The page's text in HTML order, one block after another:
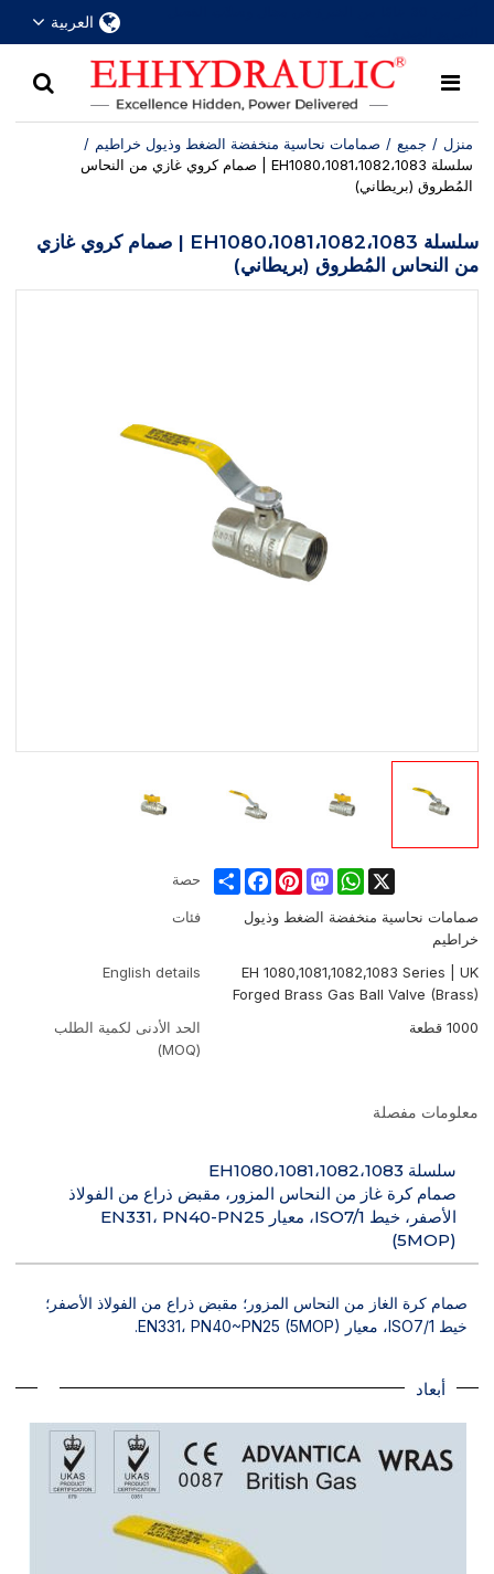
العربية
منزل / جميع / صمامات نحاسية منخفضة الضغط وذيول خراطيم /
سلسلة EH1080،1081،1082،1083 | صمام كروي غازي من النحاس
المُطروق (بريطاني)
سلسلة EH1080،1081،1082،1083 | صمام كروي غازي
من النحاس المُطروق (بريطاني)
حصة Share
FacebookPinterest
Mastodon
WhatsApp X
فئات
صمامات نحاسية منخفضة الضغط وذيول
خراطيم
English details
EH 1080,1081,1082,1083 Series | UK
Forged Brass Gas Ball Valve (Brass)
الحد الأدنى لكمية الطلب
(MOQ)
1000 قطعة
معلومات مفصلة
سلسلة EH1080،1081،1082،1083
صمام كرة غاز من النحاس المزور، مقبض ذراع من الفولاذ
الأصفر، خيط ISO7/1، معيار EN331، PN40-PN25
(5MOP)
صمام كرة الغاز من النحاس المزور؛ مقبض ذراع من الفولاذ الأصفر؛
خيط ISO7/1، معيار EN331، PN40~PN25 (5MOP).
أبعاد